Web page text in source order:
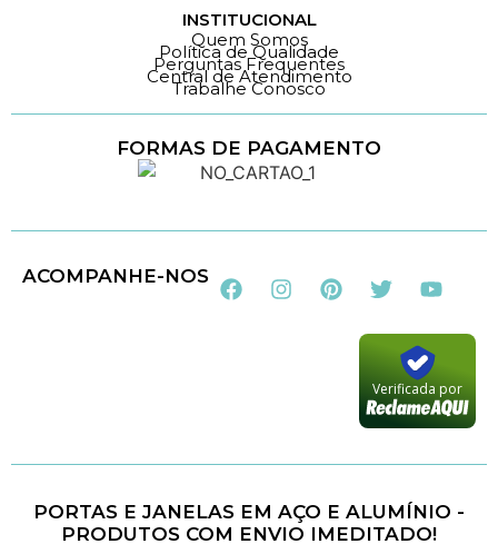
INSTITUCIONAL
Quem Somos
Política de Qualidade
Perguntas Frequentes
Central de Atendimento
Trabalhe Conosco
FORMAS DE PAGAMENTO
ACOMPANHE-NOS
Verificada por
PORTAS E JANELAS EM AÇO E ALUMÍNIO -
PRODUTOS COM ENVIO IMEDITADO!